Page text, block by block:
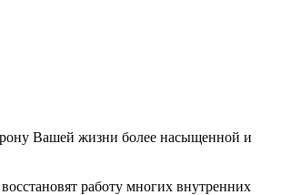
Вашей жизни более насыщенной и
работу многих внутренних